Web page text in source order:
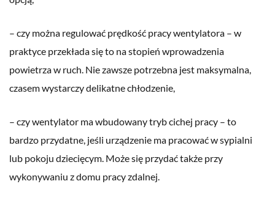
– czy można regulować prędkość pracy wentylatora – w
praktyce przekłada się to na stopień wprowadzenia
powietrza w ruch. Nie zawsze potrzebna jest maksymalna,
czasem wystarczy delikatne chłodzenie,
– czy wentylator ma wbudowany tryb cichej pracy – to
bardzo przydatne, jeśli urządzenie ma pracować w sypialni
lub pokoju dziecięcym. Może się przydać także przy
wykonywaniu z domu pracy zdalnej.